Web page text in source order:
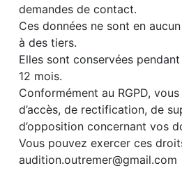
demandes de contact.
Ces données ne sont en
à des tiers.
Elles sont conservées
12 mois.
Conformément au RGPD,
d’accès, de rectification, de
d’opposition concernant vos
Vous pouvez exercer ces
audition.outremer@gmail.com